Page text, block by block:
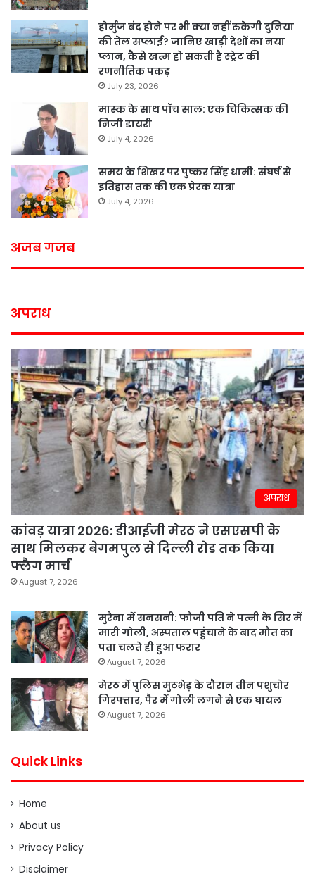
होर्मुज बंद होने पर भी क्या नहीं रुकेगी दुनिया
की तेल सप्लाई? जानिए खाड़ी देशों का नया
प्लान, कैसे खत्म हो सकती है स्ट्रेट की
रणनीतिक पकड़
July 23, 2026
मास्क के साथ पॉच साल: एक चिकित्सक की
निजी डायरी
July 4, 2026
समय के शिखर पर पुष्कर सिंह धामी: संघर्ष से
इतिहास तक की एक प्रेरक यात्रा
July 4, 2026
अजब गजब
अपराध
अपराध
कांवड़ यात्रा 2026: डीआईजी मेरठ ने एसएसपी के
साथ मिलकर बेगमपुल से दिल्ली रोड तक किया
फ्लैग मार्च
August 7, 2026
मुरैना में सनसनी: फौजी पति ने पत्नी के सिर में
मारी गोली, अस्पताल पहुंचाने के बाद मौत का
पता चलते ही हुआ फरार
August 7, 2026
मेरठ में पुलिस मुठभेड़ के दौरान तीन पशुचोर
गिरफ्तार, पैर में गोली लगने से एक घायल
August 7, 2026
Quick Links
Home
About us
Privacy Policy
Disclaimer